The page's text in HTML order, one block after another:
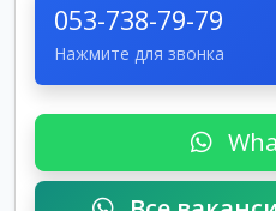
053-738-79-79
Нажмите для звонка